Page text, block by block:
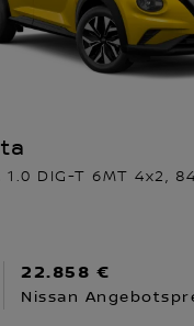
1.0 DIG-T 6MT 4x2,
22.858 €
Nissan